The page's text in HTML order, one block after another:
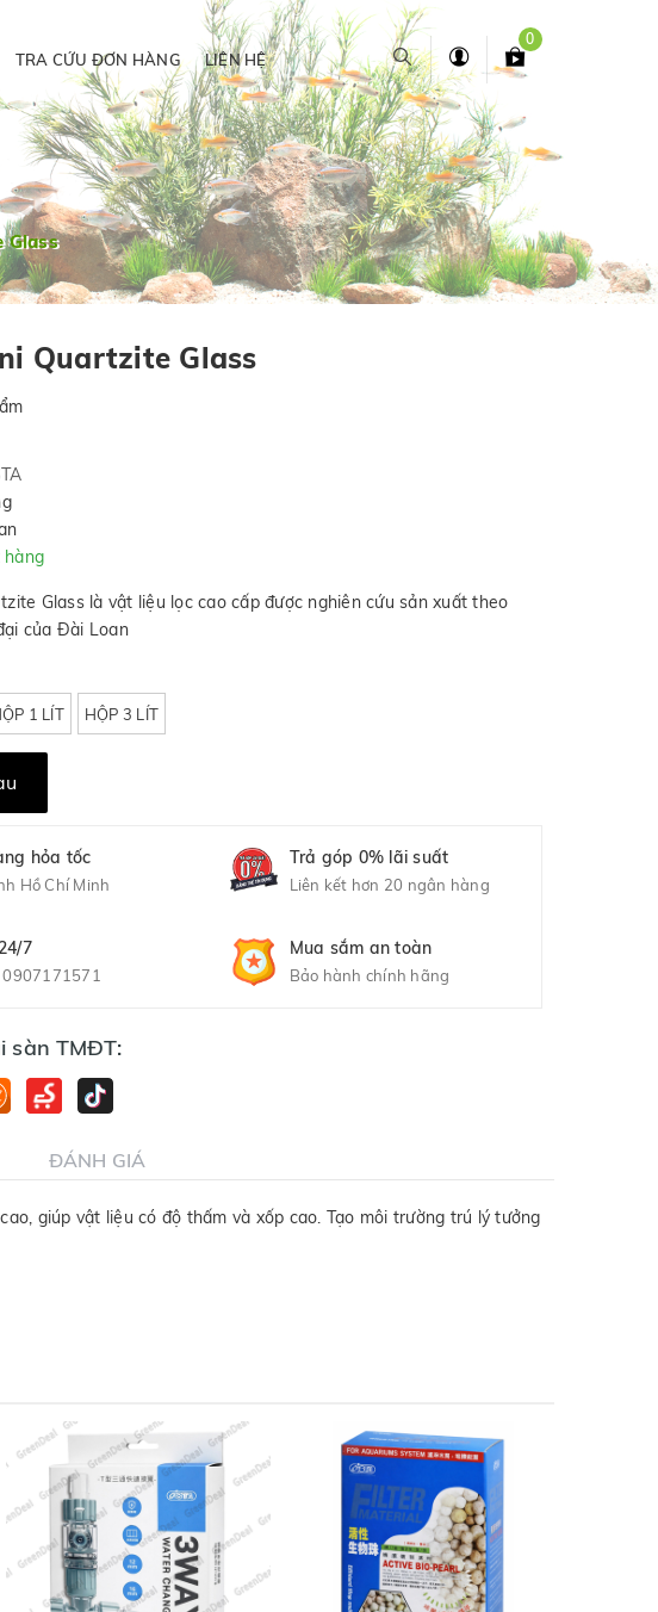
TRA CỨU ĐƠN HÀNG LIÊN HỆ
0
Glass
Quartzite Glass
hàng
Glass là vật liệu lọc cao cấp được nghiên cứu sản xuất theo
của Đài Loan
1 LÍT HỘP 3 LÍT
hỏa tốc
Hồ Chí Minh
Trả góp 0% lãi suất
Liên kết hơn 20 ngân hàng
7
0907171571
Mua sắm an toàn
Bảo hành chính hãng
sàn TMĐT:
ĐÁNH GIÁ
giúp vật liệu có độ thấm và xốp cao. Tạo môi trường trú lý tưởng